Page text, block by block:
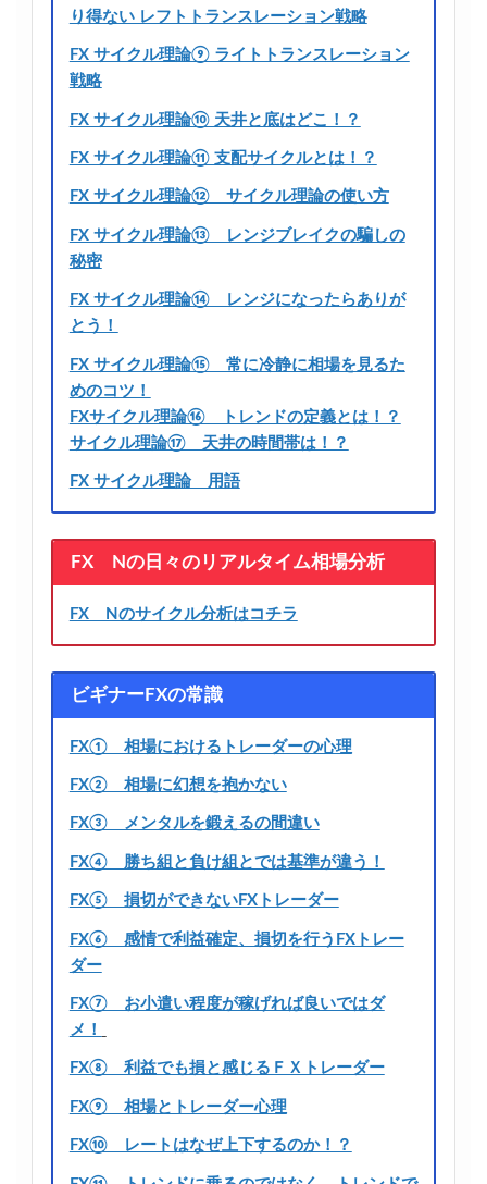
り得ない レフトトランスレーション戦略
FX サイクル理論⑨ ライトトランスレーション
戦略
FX サイクル理論⑩ 天井と底はどこ！？
FX サイクル理論⑪ 支配サイクルとは！？
FX サイクル理論⑫ サイクル理論の使い方
FX サイクル理論⑬ レンジブレイクの騙しの
秘密
FX サイクル理論⑭ レンジになったらありが
とう！
FX サイクル理論⑮ 常に冷静に相場を見るた
めのコツ！
FXサイクル理論⑯ トレンドの定義とは！？
サイクル理論⑰ 天井の時間帯は！？
FX サイクル理論 用語
FX Nの日々のリアルタイム相場分析
FX Nのサイクル分析はコチラ
ビギナーFXの常識
FX① 相場におけるトレーダーの心理
FX② 相場に幻想を抱かない
FX③ メンタルを鍛えるの間違い
FX④ 勝ち組と負け組とでは基準が違う！
FX⑤ 損切ができないFXトレーダー
FX⑥ 感情で利益確定、損切を行うFXトレー
ダー
FX⑦ お小遣い程度が稼げれば良いではダ
メ！
FX⑧ 利益でも損と感じるＦＸトレーダー
FX⑨ 相場とトレーダー心理
FX⑩ レートはなぜ上下するのか！？